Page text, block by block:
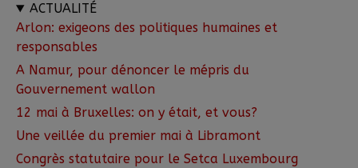
ACTUALITÉ
Arlon: exigeons des politiques humaines et
responsables
A Namur, pour dénoncer le mépris du
Gouvernement wallon
12 mai à Bruxelles: on y était, et vous?
Une veillée du premier mai à Libramont
Congrès statutaire pour le Setca Luxembourg